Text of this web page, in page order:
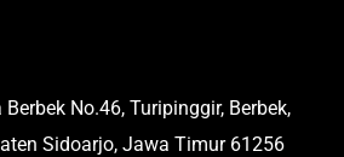
Berbek No.46, Turipinggir, Berbek,
Sidoarjo, Jawa Timur 61256